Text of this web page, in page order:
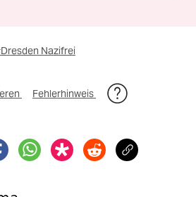
Nazifrei
Fehlerhinweis